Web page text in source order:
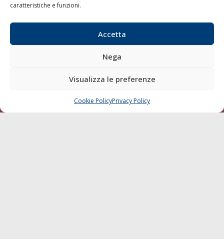
caratteristiche e funzioni.
Accetta
Nega
Visualizza le preferenze
Cookie PolicyPrivacy Policy
Compagnie di Navigazione
Blue economy
Diporto
Chi siamo
CHIAMA SCRIVI